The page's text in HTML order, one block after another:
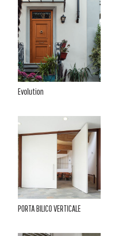
Evolution
PORTA BILICO VERTICALE